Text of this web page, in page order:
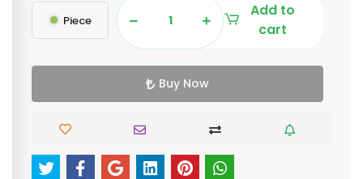
Piece
Add to
cart
Buy Now